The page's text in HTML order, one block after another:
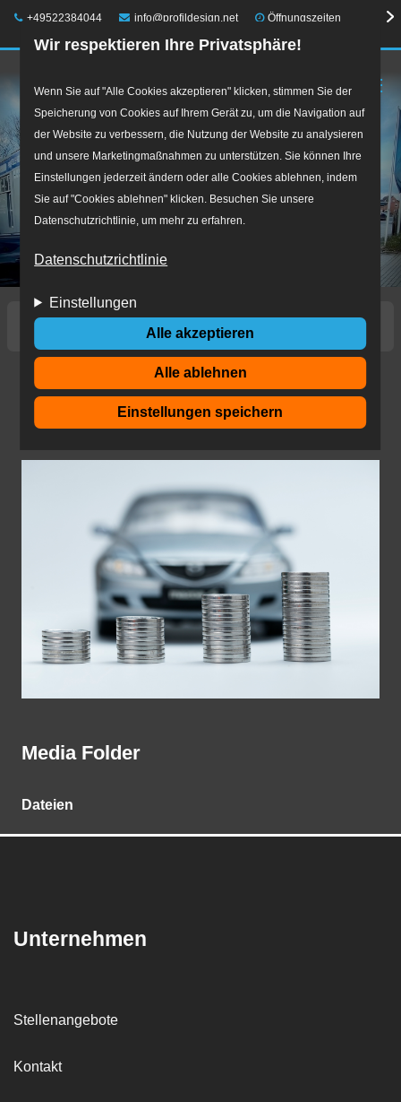
Wir respektieren Ihre Privatsphäre!
Wenn Sie auf "Alle Cookies akzeptieren" klicken, stimmen Sie der
Speicherung von Cookies auf Ihrem Gerät zu, um die Navigation auf
der Website zu verbessern, die Nutzung der Website zu analysieren
und unsere Marketingmaßnahmen zu unterstützen. Sie können Ihre
Einstellungen jederzeit ändern oder alle Cookies ablehnen, indem
Sie auf "Cookies ablehnen" klicken. Besuchen Sie unsere
Datenschutzrichtlinie, um mehr zu erfahren.
Datenschutzrichtlinie
Einstellungen
Alle akzeptieren
Alle ablehnen
Einstellungen speichern
Direkt
zum
Inhalt
Telefon:
+49522384044 E-Mail:info@profildesign.net Öffnungszeiten
☰
Startseite Warum ein Fuhrparkmanagement.jpg
Warum ein
Fuhrparkmanagement.jpg
Media Folder
Dateien
Unternehmen
Stellenangebote
Kontakt